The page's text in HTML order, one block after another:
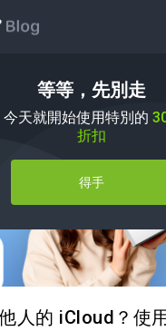
等等，先別走
今天就開始使用特別的
折扣
得手
如何使用
人的 iCloud？使